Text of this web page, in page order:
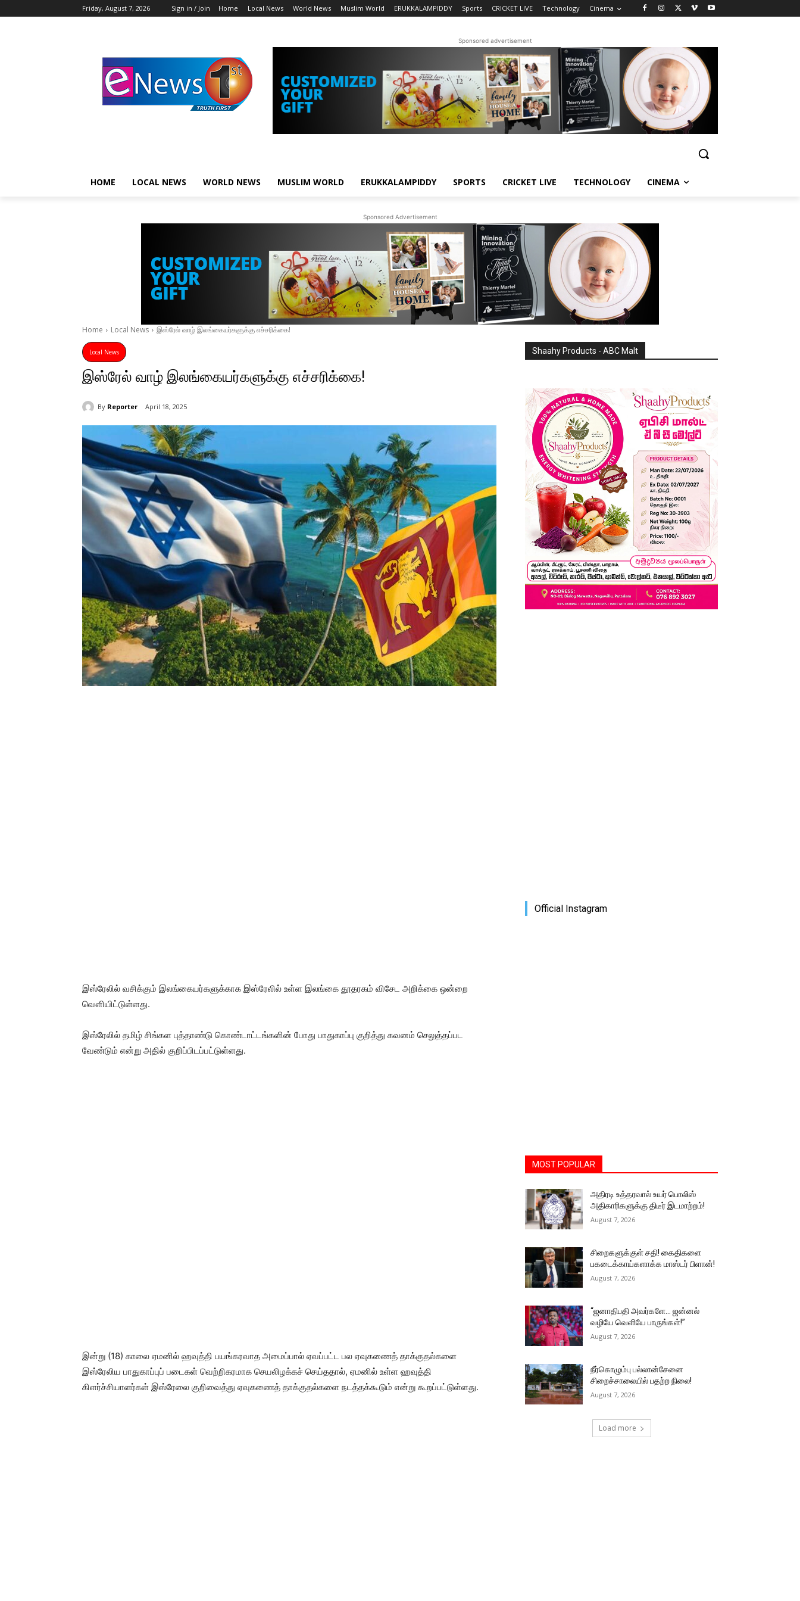
Friday, August 7, 2026 Sign in / Join Home Local News World News Muslim World ERUKKALAMPIDDY Sports CRICKET LIVE Technology Cinema
Sponsored advertisement
HOME LOCAL NEWS WORLD NEWS MUSLIM WORLD ERUKKALAMPIDDY SPORTS CRICKET LIVE TECHNOLOGY CINEMA
Sponsored Advertisement
Home Local News இஸ்ரேல் வாழ் இலங்கையர்களுக்கு எச்சரிக்கை!
Local News
இஸ்ரேல் வாழ் இலங்கையர்களுக்கு எச்சரிக்கை!
By Reporter April 18, 2025
இஸ்ரேலில் வசிக்கும் இலங்கையர்களுக்காக இஸ்ரேலில் உள்ள இலங்கை தூதரகம் விசேட அறிக்கை ஒன்றை
வௌியிட்டுள்ளது.
இஸ்ரேலில் தமிழ் சிங்கள புத்தாண்டு கொண்டாட்டங்களின் போது பாதுகாப்பு குறித்து கவனம் செலுத்தப்பட
வேண்டும் என்று அதில் குறிப்பிடப்பட்டுள்ளது.
இன்று (18) காலை ஏமனில் ஹவுத்தி பயங்கரவாத அமைப்பால் ஏவப்பட்ட பல ஏவுகணைத் தாக்குதல்களை
இஸ்ரேலிய பாதுகாப்புப் படைகள் வெற்றிகரமாக செயலிழக்கச் செய்ததால், ஏமனில் உள்ள ஹவுத்தி
கிளர்ச்சியாளர்கள் இஸ்ரேலை குறிவைத்து ஏவுகணைத் தாக்குதல்களை நடத்தக்கூடும் என்று கூறப்பட்டுள்ளது.
Shaahy Products - ABC Malt
Official Instagram
MOST POPULAR
அதிரடி உத்தரவால் உயர் பொலிஸ்
அதிகாரிகளுக்கு திடீர் இடமாற்றம்!
August 7, 2026
சிறைகளுக்குள் சதி! கைதிகளை
பகடைக்காய்களாக்க மாஸ்டர் பிளான்!
August 7, 2026
“ஜனாதிபதி அவர்களே… ஜன்னல்
வழியே வெளியே பாருங்கள்!”
August 7, 2026
நீர்கொழும்பு பல்லான்சேனை
சிறைச்சாலையில் பதற்ற நிலை!
August 7, 2026
Load more